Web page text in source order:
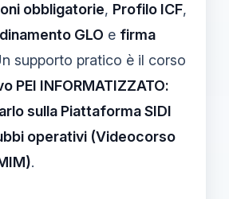
obbligatorie, Profilo ICF,
GLO e firma
supporto pratico è il corso
PEI INFORMATIZZATO:
sulla Piattaforma SIDI
operativi (Videocorso
.